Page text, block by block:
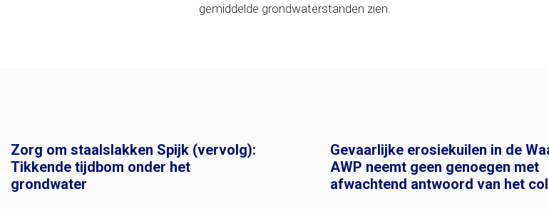
gemiddelde grondwaterstanden zien.
Zorg om staalslakken Spijk (vervolg):
Tikkende tijdbom onder het
grondwater
Gevaarlijke erosiekuilen in de
AWP neemt geen genoegen met
afwachtend antwoord van het